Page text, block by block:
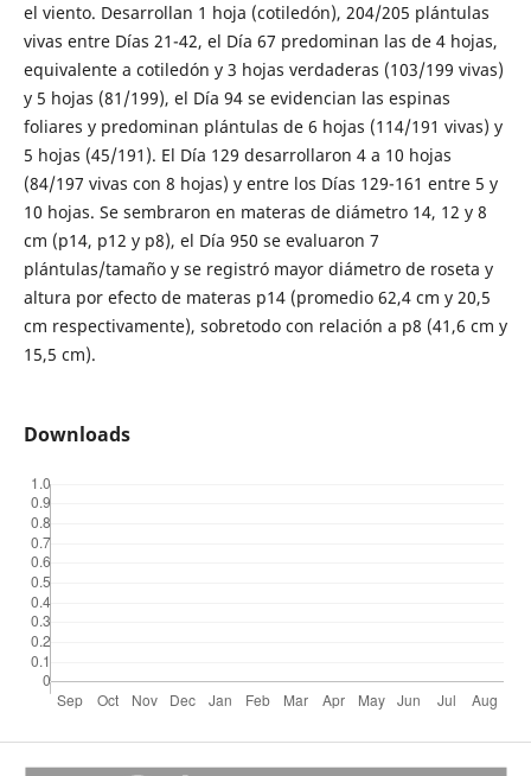
el viento. Desarrollan 1 hoja (cotiledón), 204/205 plántulas
vivas entre Días 21-42, el Día 67 predominan las de 4 hojas,
equivalente a cotiledón y 3 hojas verdaderas (103/199 vivas)
y 5 hojas (81/199), el Día 94 se evidencian las espinas
foliares y predominan plántulas de 6 hojas (114/191 vivas) y
5 hojas (45/191). El Día 129 desarrollaron 4 a 10 hojas
(84/197 vivas con 8 hojas) y entre los Días 129-161 entre 5 y
10 hojas. Se sembraron en materas de diámetro 14, 12 y 8
cm (p14, p12 y p8), el Día 950 se evaluaron 7
plántulas/tamaño y se registró mayor diámetro de roseta y
altura por efecto de materas p14 (promedio 62,4 cm y 20,5
cm respectivamente), sobretodo con relación a p8 (41,6 cm y
15,5 cm).
Downloads